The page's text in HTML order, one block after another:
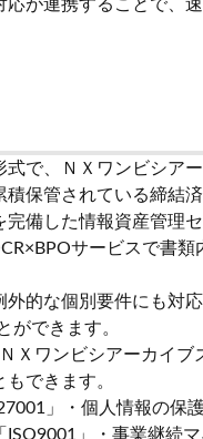
が連携することで、
で、ＮＸワンビシア
保管されている締結
備した情報資産管理
サービスで書
的な個別要件にも対
ができます。
Ｘワンビシアーカイブ
できます。
」・個人情報の保
」・事業継続